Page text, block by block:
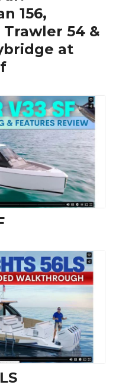
156,
54 &
at